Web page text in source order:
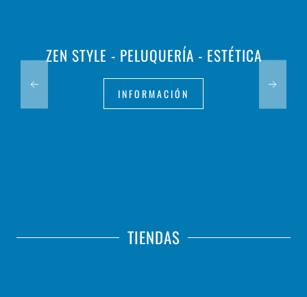
ZEN STYLE - PELUQUERÍA - ESTÉTICA
INFORMACIÓN
TIENDAS